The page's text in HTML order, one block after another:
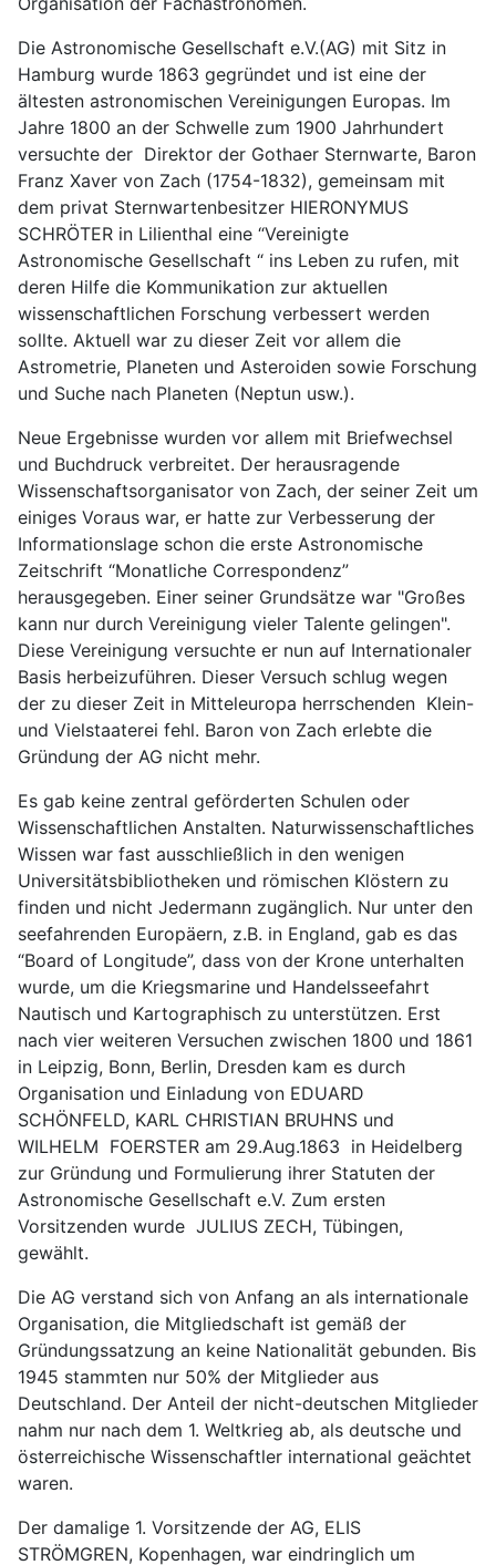
Die Astronomische Gesellschaft e.V.(AG) mit Sitz in
Hamburg wurde 1863 gegründet und ist eine der
ältesten astronomischen Vereinigungen Europas. Im
Jahre 1800 an der Schwelle zum 1900 Jahrhundert
versuchte der Direktor der Gothaer Sternwarte, Baron
Franz Xaver von Zach (1754-1832), gemeinsam mit
dem privat Sternwartenbesitzer HIERONYMUS
SCHRÖTER in Lilienthal eine “Vereinigte
Astronomische Gesellschaft “ ins Leben zu rufen, mit
deren Hilfe die Kommunikation zur aktuellen
wissenschaftlichen Forschung verbessert werden
sollte. Aktuell war zu dieser Zeit vor allem die
Astrometrie, Planeten und Asteroiden sowie Forschung
und Suche nach Planeten (Neptun usw.).
Neue Ergebnisse wurden vor allem mit Briefwechsel
und Buchdruck verbreitet. Der herausragende
Wissenschaftsorganisator von Zach, der seiner Zeit um
einiges Voraus war, er hatte zur Verbesserung der
Informationslage schon die erste Astronomische
Zeitschrift “Monatliche Correspondenz”
herausgegeben. Einer seiner Grundsätze war "Großes
kann nur durch Vereinigung vieler Talente gelingen".
Diese Vereinigung versuchte er nun auf Internationaler
Basis herbeizuführen. Dieser Versuch schlug wegen
der zu dieser Zeit in Mitteleuropa herrschenden Klein-
und Vielstaaterei fehl. Baron von Zach erlebte die
Gründung der AG nicht mehr.
Es gab keine zentral geförderten Schulen oder
Wissenschaftlichen Anstalten. Naturwissenschaftliches
Wissen war fast ausschließlich in den wenigen
Universitätsbibliotheken und römischen Klöstern zu
finden und nicht Jedermann zugänglich. Nur unter den
seefahrenden Europäern, z.B. in England, gab es das
“Board of Longitude”, dass von der Krone unterhalten
wurde, um die Kriegsmarine und Handelsseefahrt
Nautisch und Kartographisch zu unterstützen. Erst
nach vier weiteren Versuchen zwischen 1800 und 1861
in Leipzig, Bonn, Berlin, Dresden kam es durch
Organisation und Einladung von EDUARD
SCHÖNFELD, KARL CHRISTIAN BRUHNS und
WILHELM FOERSTER am 29.Aug.1863 in Heidelberg
zur Gründung und Formulierung ihrer Statuten der
Astronomische Gesellschaft e.V. Zum ersten
Vorsitzenden wurde JULIUS ZECH, Tübingen,
gewählt.
Die AG verstand sich von Anfang an als internationale
Organisation, die Mitgliedschaft ist gemäß der
Gründungssatzung an keine Nationalität gebunden. Bis
1945 stammten nur 50% der Mitglieder aus
Deutschland. Der Anteil der nicht-deutschen Mitglieder
nahm nur nach dem 1. Weltkrieg ab, als deutsche und
österreichische Wissenschaftler international geächtet
waren.
Der damalige 1. Vorsitzende der AG, ELIS
STRÖMGREN, Kopenhagen, war eindringlich um